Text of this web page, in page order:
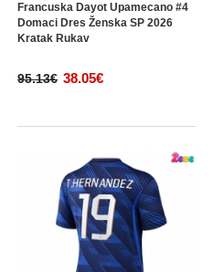
Francuska Dayot Upamecano #4
Domaci Dres Ženska SP 2026
Kratak Rukav
95.13€ 38.05€